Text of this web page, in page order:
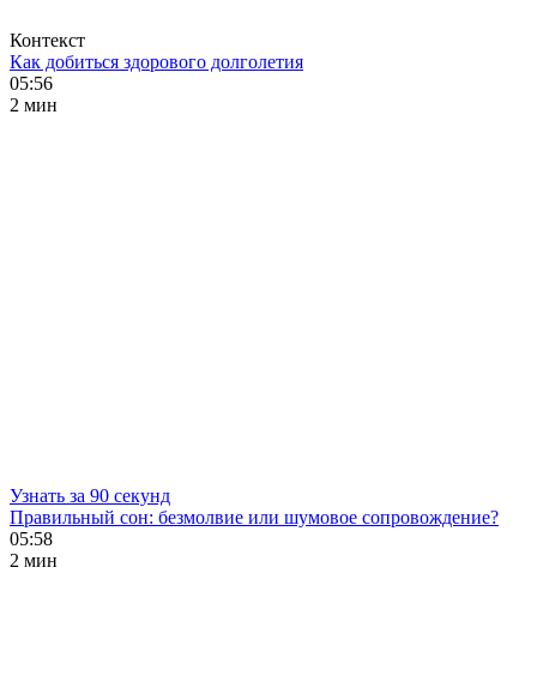
Контекст
Как добиться здорового долголетия
05:56
2 мин
Узнать за 90 секунд
Правильный сон: безмолвие или шумовое сопровождение?
05:58
2 мин